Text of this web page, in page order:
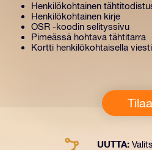
Henkilökohtainen
Henkilökohtainen kirje
OSR -koodin selityssivu
Pimeässä hohtava tähtitarra
Kortti henkilökohtaisella
UUTTA: